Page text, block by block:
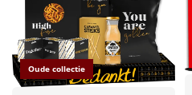
Oude collectie